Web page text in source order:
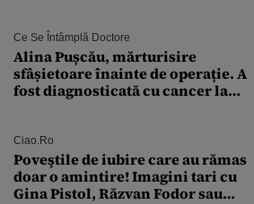
Ce Se Întâmplă Doctore
Alina Pușcău, mărturisire
sfâșietoare înainte de operație. A
fost diagnosticată cu cancer la
îmi salvez viața”
Ciao.ro
Poveştile de iubire care au rămas
doar o amintire! Imagini tari cu
Gina Pistol, Răzvan Fodor sau